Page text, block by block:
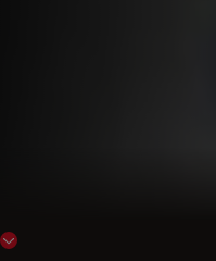
Show subnavigation